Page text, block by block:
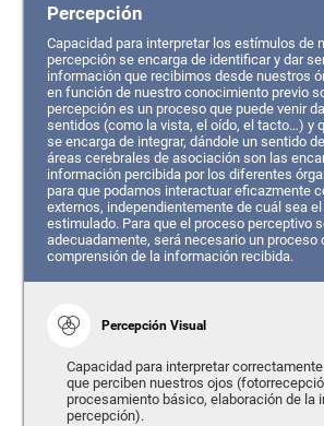
Percepción
Capacidad para interpretar los estímulos de
percepción se encarga de identificar y dar
información que recibimos desde nuestros
en función de nuestro conocimiento previo
percepción es un proceso que puede venir
sentidos (como la vista, el oído, el tacto…) y
se encarga de integrar, dándole un sentido
áreas cerebrales de asociación son las
información percibida por los diferentes
para que podamos interactuar eficazmente
externos, independientemente de cuál sea
estimulado. Para que el proceso perceptivo
adecuadamente, será necesario un proceso
comprensión de la información recibida.
Percepción Visual
Capacidad para interpretar
que perciben nuestros ojos
procesamiento básico, elaboración de la
percepción).